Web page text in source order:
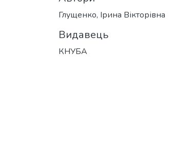
Глущенко, Ірина Вікторівна
Видавець
КНУБА